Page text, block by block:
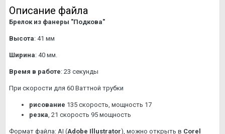
Описание файла
Брелок из фанеры "Подкова"
Высота: 41 мм
Ширина: 40 мм.
Время в работе: 23 секунды
При скорости для 60 Ваттной трубки
рисование 135 скорость, мощность 17
резка, 21 скорость 95 мощность
Формат файла: AI (Adobe Illustrator), можно открыть в Corel